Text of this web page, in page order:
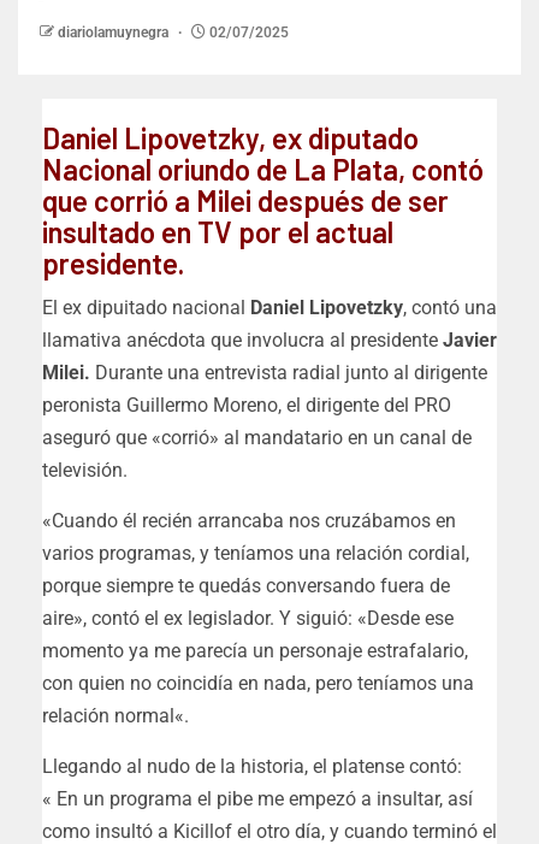
diariolamuynegra 02/07/2025
Daniel Lipovetzky, ex diputado
Nacional oriundo de La Plata, contó
que corrió a Milei después de ser
insultado en TV por el actual
presidente.
El ex dipuitado nacional Daniel Lipovetzky, contó una
llamativa anécdota que involucra al presidente Javier
Milei. Durante una entrevista radial junto al dirigente
peronista Guillermo Moreno, el dirigente del PRO
aseguró que «corrió» al mandatario en un canal de
televisión.
«Cuando él recién arrancaba nos cruzábamos en
varios programas, y teníamos una relación cordial,
porque siempre te quedás conversando fuera de
aire», contó el ex legislador. Y siguió: «Desde ese
momento ya me parecía un personaje estrafalario,
con quien no coincidía en nada, pero teníamos una
relación normal«.
Llegando al nudo de la historia, el platense contó:
« En un programa el pibe me empezó a insultar, así
como insultó a Kicillof el otro día, y cuando terminó el